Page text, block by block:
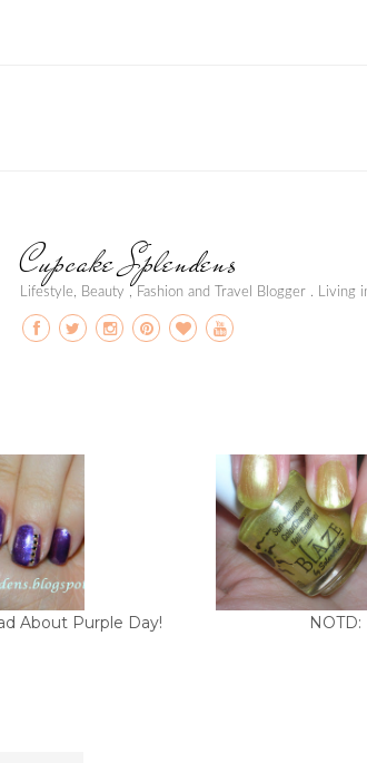
Cupcake Splendens
Lifestyle, Beauty , Fashion and Travel Blogger . Living
About Purple Day! NOTD: